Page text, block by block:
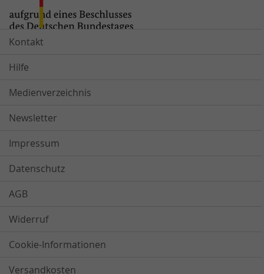
Kontakt
Hilfe
Medienverzeichnis
Newsletter
Impressum
Datenschutz
AGB
Widerruf
Cookie-Informationen
Versandkosten